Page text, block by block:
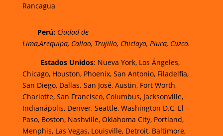
Rancagua
Perú: Ciudad de
Lima,Arequipa, Callao, Trujillo, Chiclayo, Piura, Cuzco.
Estados Unidos: Nueva York, Los Ángeles,
Chicago, Houston, Phoenix, San Antonio, Filadelfia,
San Diego, Dallas. San José, Austin, Fort Worth,
Charlotte, San Francisco, Columbus, Jacksonville,
Indianápolis, Denver, Seattle, Washington D.C, El
Paso, Boston, Nashville, Oklahoma City, Portland,
Menphis, Las Vegas, Louisville, Detroit, Baltimore,